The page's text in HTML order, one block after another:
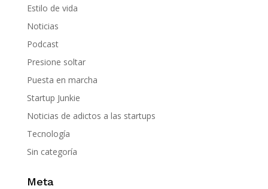
Estilo de vida
Noticias
Podcast
Presione soltar
Puesta en marcha
Startup Junkie
Noticias de adictos a las startups
Tecnología
Sin categoría
Meta